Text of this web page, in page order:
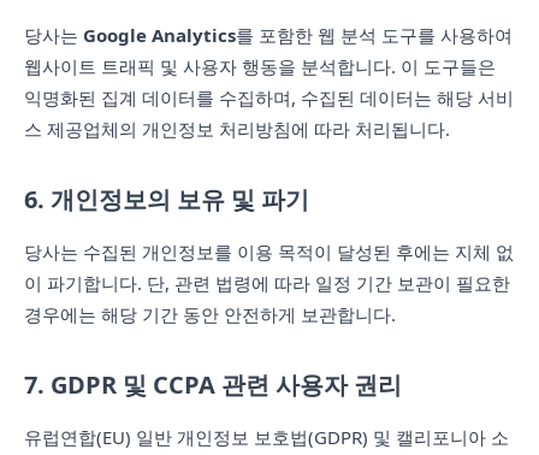
당사는 Google Analytics를 포함한 웹 분석 도구를 사용하여
웹사이트 트래픽 및 사용자 행동을 분석합니다. 이 도구들은
익명화된 집계 데이터를 수집하며, 수집된 데이터는 해당 서비
스 제공업체의 개인정보 처리방침에 따라 처리됩니다.
6. 개인정보의 보유 및 파기
당사는 수집된 개인정보를 이용 목적이 달성된 후에는 지체 없
이 파기합니다. 단, 관련 법령에 따라 일정 기간 보관이 필요한
경우에는 해당 기간 동안 안전하게 보관합니다.
7. GDPR 및 CCPA 관련 사용자 권리
유럽연합(EU) 일반 개인정보 보호법(GDPR) 및 캘리포니아 소